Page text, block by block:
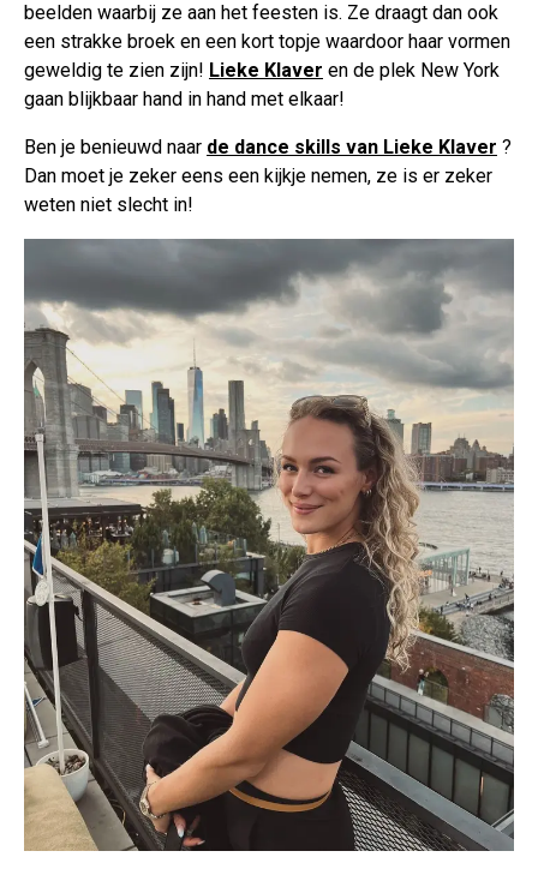
beelden waarbij ze aan het feesten is. Ze draagt dan ook
een strakke broek en een kort topje waardoor haar vormen
geweldig te zien zijn! Lieke Klaver en de plek New York
gaan blijkbaar hand in hand met elkaar!
Ben je benieuwd naar de dance skills van Lieke Klaver ?
Dan moet je zeker eens een kijkje nemen, ze is er zeker
weten niet slecht in!